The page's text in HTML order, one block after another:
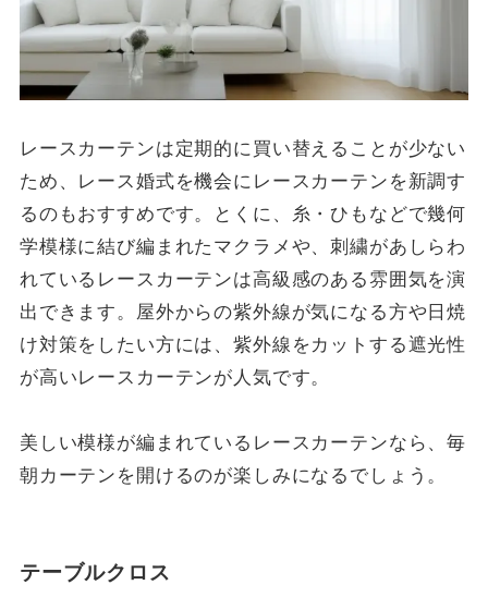
レースカーテンは定期的に買い替えることが少ない
ため、レース婚式を機会にレースカーテンを新調す
るのもおすすめです。とくに、糸・ひもなどで幾何
学模様に結び編まれたマクラメや、刺繍があしらわ
れているレースカーテンは高級感のある雰囲気を演
出できます。屋外からの紫外線が気になる方や日焼
け対策をしたい方には、紫外線をカットする遮光性
が高いレースカーテンが人気です。
美しい模様が編まれているレースカーテンなら、毎
朝カーテンを開けるのが楽しみになるでしょう。
テーブルクロス